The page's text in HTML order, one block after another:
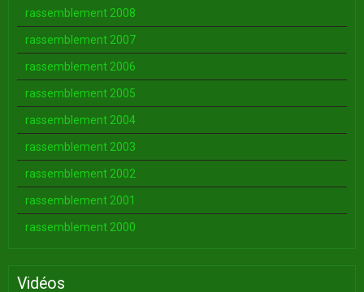
rassemblement 2008
rassemblement 2007
rassemblement 2006
rassemblement 2005
rassemblement 2004
rassemblement 2003
rassemblement 2002
rassemblement 2001
rassemblement 2000
Vidéos